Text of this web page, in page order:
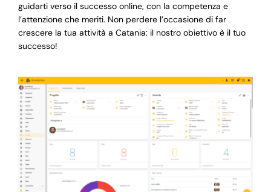
guidarti verso il successo online, con la competenza e
l’attenzione che meriti. Non perdere l’occasione di far
crescere la tua attività a Catania: il nostro obiettivo è il tuo
successo!